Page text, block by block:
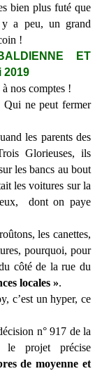
bien plus futé que
y a peu, un grand
!
ET
2019
nos comptes !
ne peut fermer
les parents des
Glorieuses, ils
les bancs au bout
les voitures sur la
dont on paye
les canettes,
pourquoi, pour
côté de la rue du
locales ».
c’est un hyper, ce
n° 917 de la
projet précise
de moyenne et